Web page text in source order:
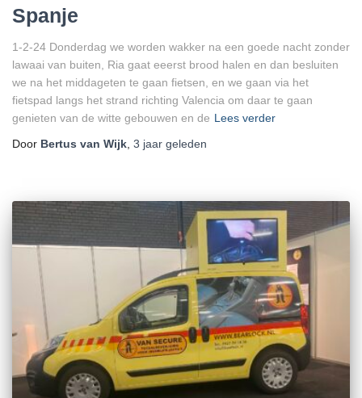
Spanje
1-2-24 Donderdag we worden wakker na een goede nacht zonder
lawaai van buiten, Ria gaat eeerst brood halen en dan besluiten
we na het middageten te gaan fietsen, en we gaan via het
fietspad langs het strand richting Valencia om daar te gaan
genieten van de witte gebouwen en de Lees verder
Door Bertus van Wijk, 3 jaar geleden